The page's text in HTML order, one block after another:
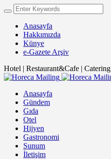
Anasayfa
Hakkımızda
Künye
e-Gazete Arşiv
Hotel | Restaurant&Cafe | Catering
Anasayfa
Gündem
Gıda
Otel
Hijyen
Gastronomi
Sunum
İletişim